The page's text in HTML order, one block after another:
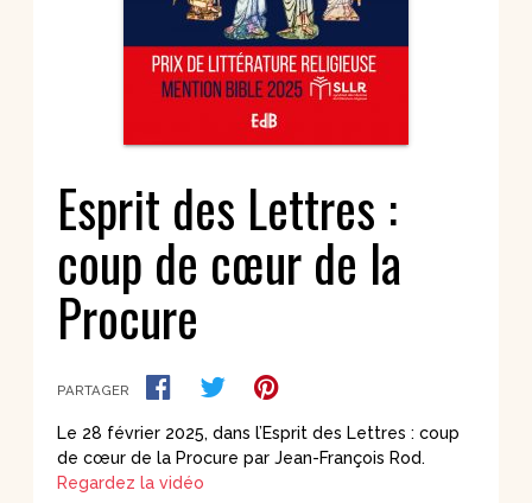
Esprit des Lettres :
coup de cœur de la
Procure
PARTAGER
Le 28 février 2025, dans l’Esprit des Lettres : coup
de cœur de la Procure par Jean-François Rod.
Regardez la vidéo